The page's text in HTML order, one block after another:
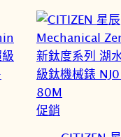
。NT$33,915。
促銷